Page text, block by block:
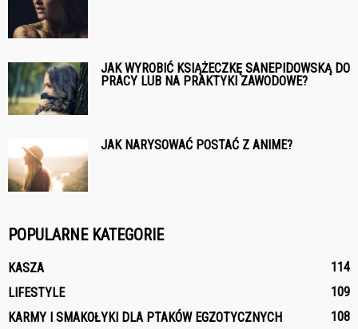
JAK WYROBIĆ KSIĄŻECZKĘ SANEPIDOWSKĄ DO
PRACY LUB NA PRAKTYKI ZAWODOWE?
JAK NARYSOWAĆ POSTAĆ Z ANIME?
POPULARNE KATEGORIE
KASZA
114
LIFESTYLE
109
KARMY I SMAKOŁYKI DLA PTAKÓW EGZOTYCZNYCH
108